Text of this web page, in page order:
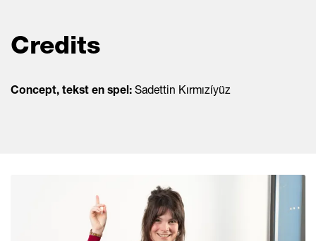
Credits
Concept, tekst en spel: Sadettin Kırmızíyüz